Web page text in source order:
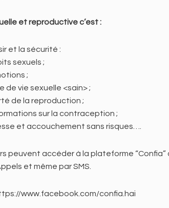
et reproductive c’est :
et la sécurité :
sexuels ;
;
de vie sexuelle <sain> ;
de la reproduction ;
sur la contraception ;
et accouchement sans risques….
peuvent accéder à la plateforme
et même par SMS.
www.facebook.com/confia.hai